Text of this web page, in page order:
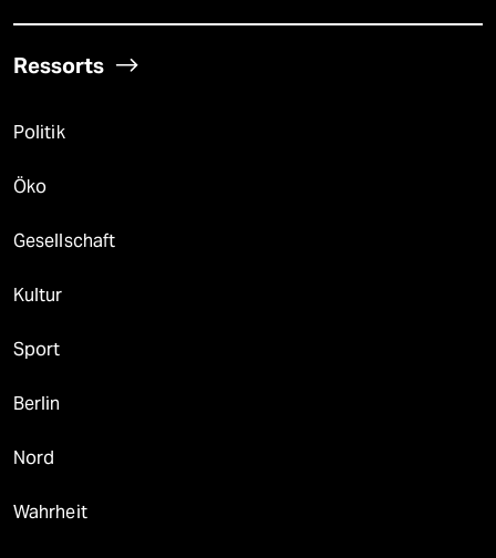
Ressorts
Politik
Öko
Gesellschaft
Kultur
Sport
Berlin
Nord
Wahrheit